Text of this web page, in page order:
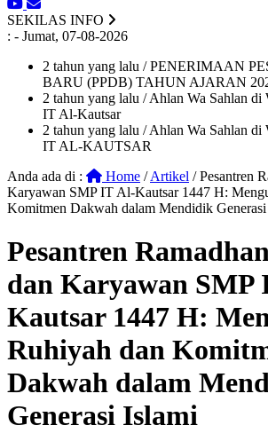
SEKILAS INFO
: - Jumat, 07-08-2026
2 tahun yang lalu / PENERIMAAN
BARU (PPDB) TAHUN AJARAN
2 tahun yang lalu / Ahlan Wa Sahlan di
IT Al-Kautsar
2 tahun yang lalu / Ahlan Wa Sahlan di
IT AL-KAUTSAR
Anda ada di :
Home /Artikel /Pesantren
Karyawan SMP IT Al-Kautsar 1447 H:
Komitmen Dakwah dalam Mendidik
Pesantren
dan Karyawan SMP
Kautsar 1447 H:
Ruhiyah dan
Dakwah dalam
Generasi Islami